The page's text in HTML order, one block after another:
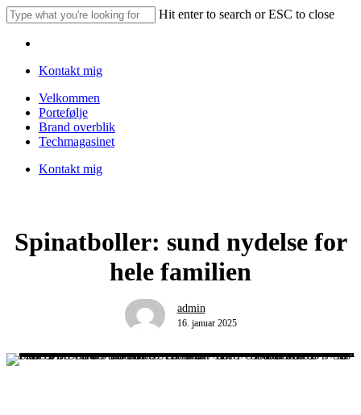
Skip
to
main
Hit enter to search or ESC to close
Search
Kontakt mig
Menu
Velkommen
Portefølje
Brand overblik
Techmagasinet
Kontakt mig
Spinatboller: sund nydelse for
hele familien
admin
16. januar 2025